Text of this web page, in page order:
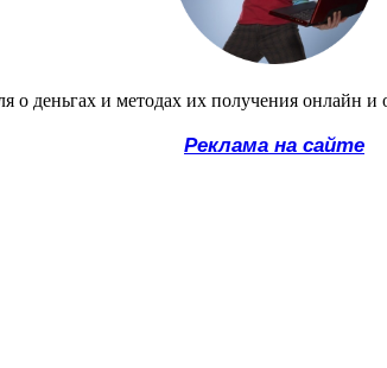
о деньгах и методах их получения онлайн
Реклама на сайте